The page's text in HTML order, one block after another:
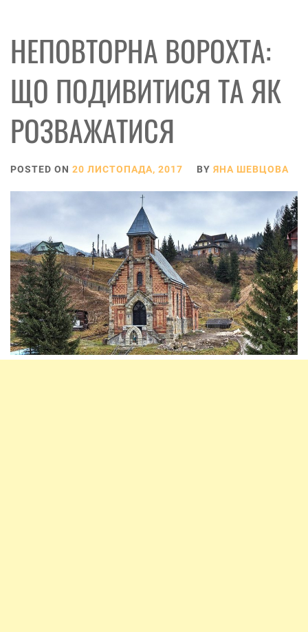
НЕПОВТОРНА ВОРОХТА:
ЩО ПОДИВИТИСЯ ТА ЯК
РОЗВАЖАТИСЯ
POSTED ON 20 ЛИСТОПАДА, 2017 BY ЯНА ШЕВЦОВА